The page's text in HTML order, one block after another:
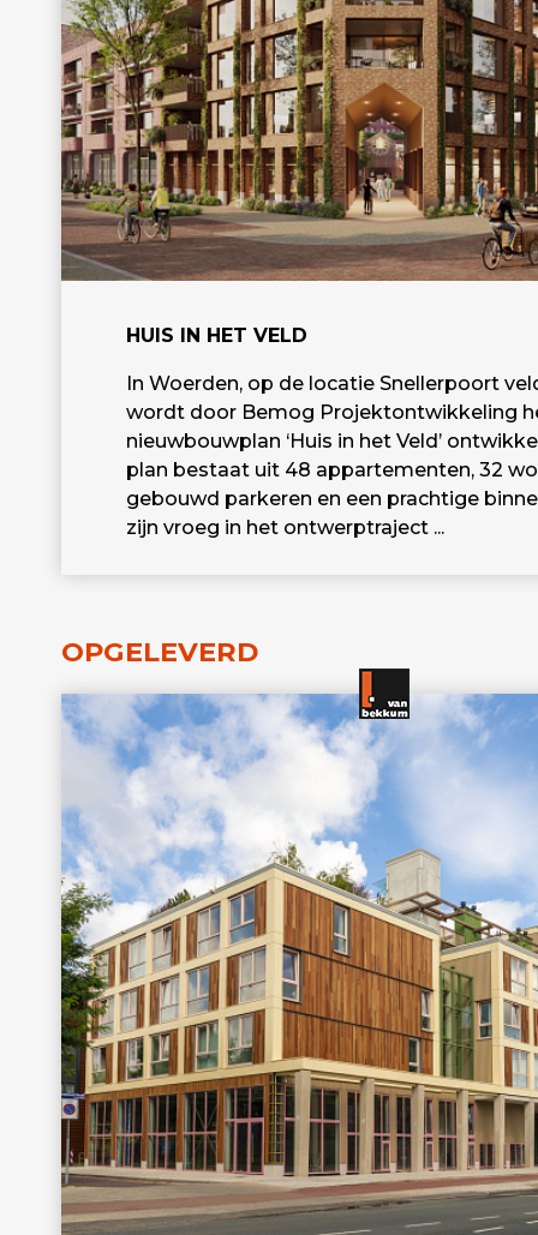
HUIS IN HET VELD
In Woerden, op de locatie Snellerpoort
wordt door Bemog Projektontwikkeling
nieuwbouwplan ‘Huis in het Veld’
plan bestaat uit 48 appartementen, 32
gebouwd parkeren en een prachtige
zijn vroeg in het ontwerptraject ...
OPGELEVERD